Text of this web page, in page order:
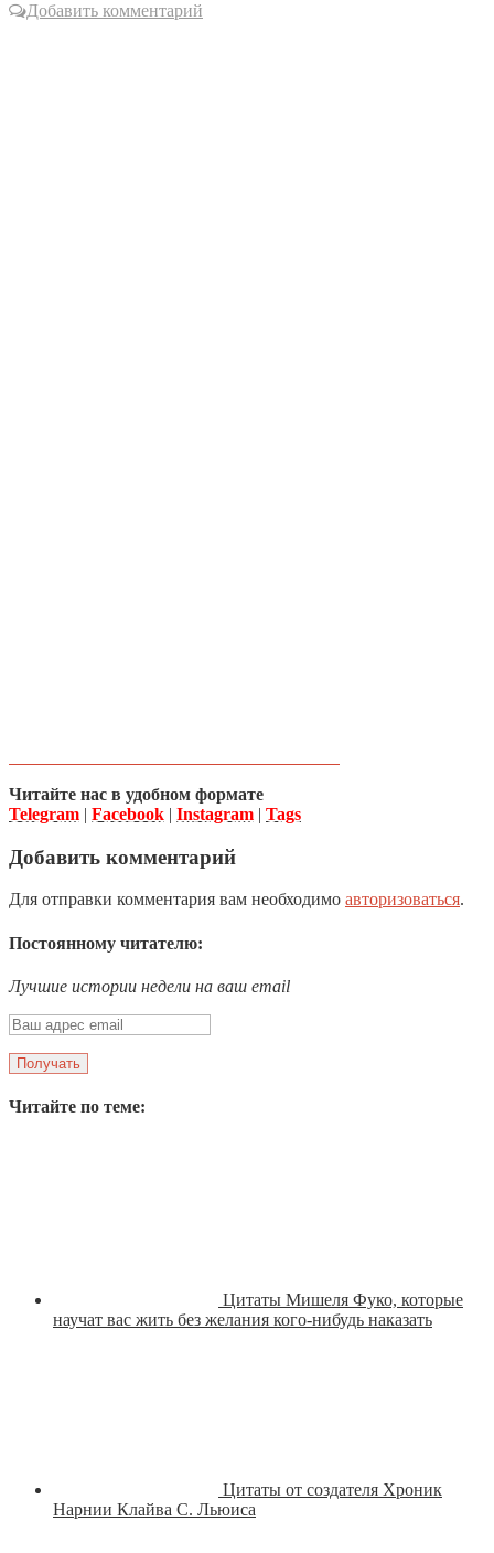
Добавить комментарий
Читайте нас в удобном формате
Telegram | Facebook | Instagram | Tags
Добавить комментарий
Для отправки комментария вам необходимо авторизоваться.
Постоянному читателю:
Лучшие истории недели на ваш email
Читайте по теме:
Цитаты Мишеля Фуко, которые
научат вас жить без желания кого-нибудь наказать
Цитаты от создателя Хроник
Нарнии Клайва С. Льюиса